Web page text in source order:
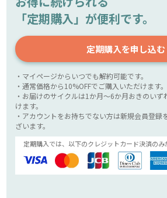
「定期購入」が便利です。
定期購入を申し込む
・マイページからいつでも解約可能です。
・通常価格から10%OFFでご購入いただけます。
・お届けのサイクルは1か月～6か月おきのい
けます。
・アカウントをお持ちでない方は新規会員登録
ざいます。
定期購入では、以下のクレジットカード決済のみ